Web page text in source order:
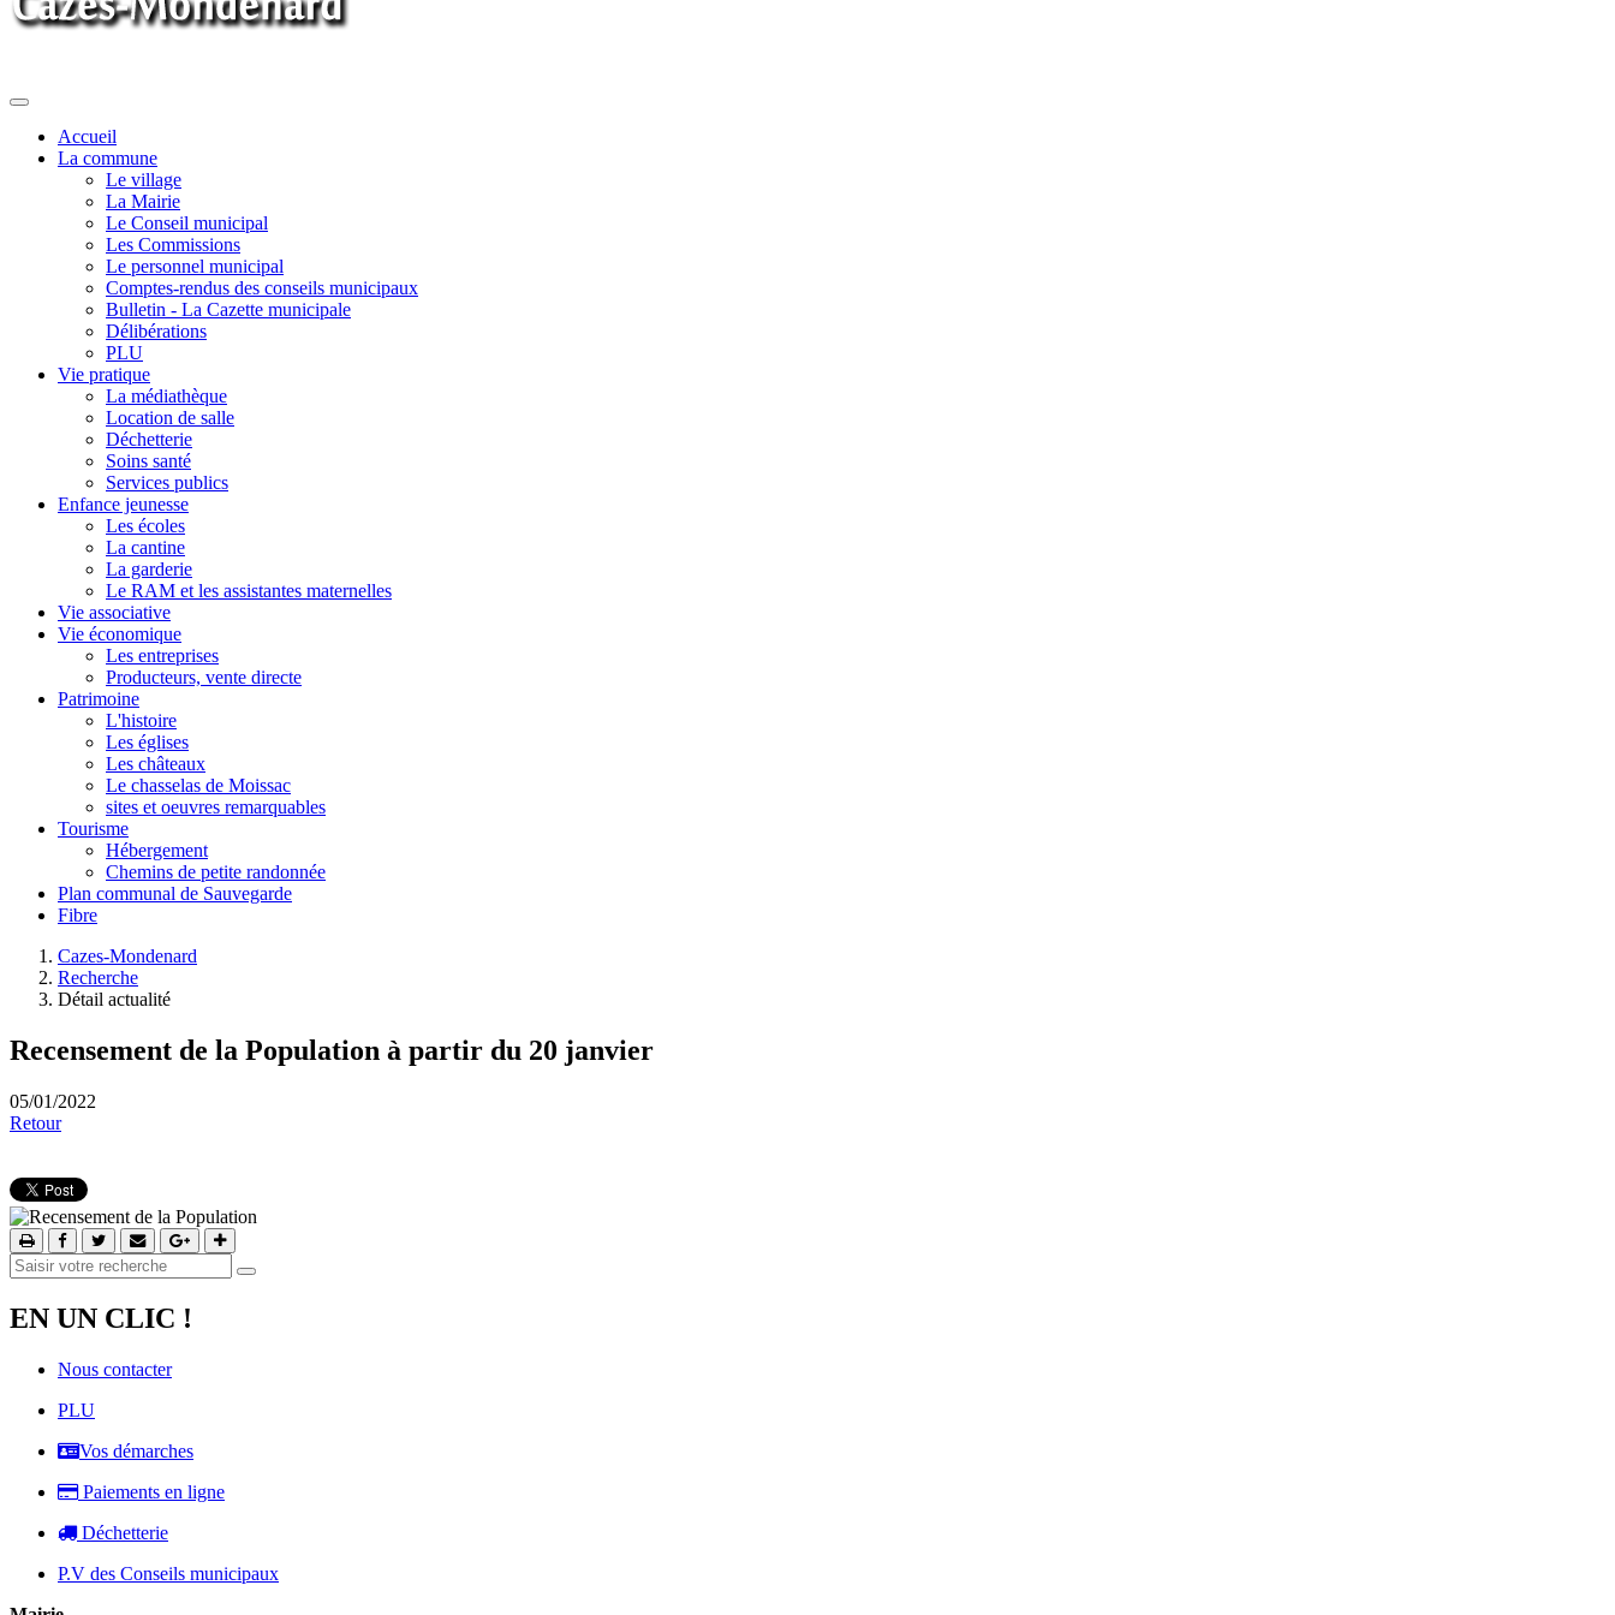
Toggle
navigationAccueil
La commune
Le village
La Mairie
Le Conseil municipal
Les Commissions
Le personnel municipal
Comptes-rendus des conseils municipaux
Bulletin - La Cazette municipale
Délibérations
PLU
Vie pratique
La médiathèque
Location de salle
Déchetterie
Soins santé
Services publics
Enfance jeunesse
Les écoles
La cantine
La garderie
Le RAM et les assistantes maternelles
Vie associative
Vie économique
Les entreprises
Producteurs, vente directe
Patrimoine
L'histoire
Les églises
Les châteaux
Le chasselas de Moissac
sites et oeuvres remarquables
Tourisme
Hébergement
Chemins de petite randonnée
Plan communal de Sauvegarde
Fibre
Cazes-Mondenard
Recherche
Détail actualité
Recensement de la Population à partir du 20 janvier
05/01/2022
Retour
EN UN CLIC !
Nous contacter
PLU
Vos démarches
Paiements en ligne
Déchetterie
P.V des Conseils municipaux